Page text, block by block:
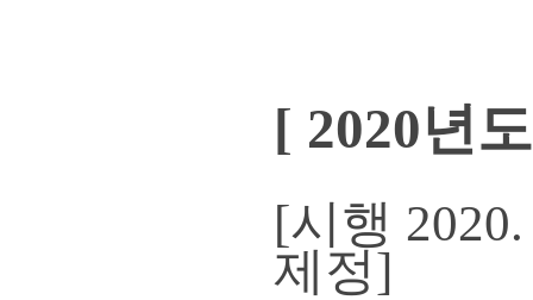
[ 2020년
[시행
제정]